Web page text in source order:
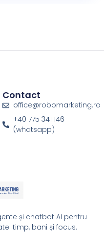
și chatbot AI pentru
timp, bani și focus.
Contact
office@robomarketing.ro
+40 775 341 146
(whatsapp)